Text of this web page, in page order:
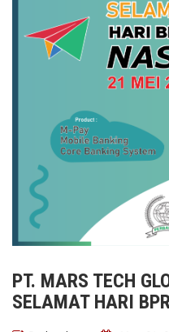
PT. MARS TECH
SELAMAT HARI